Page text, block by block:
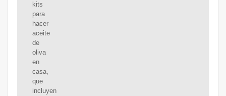
kits
para
hacer
aceite
de
oliva
en
casa,
que
incluyen